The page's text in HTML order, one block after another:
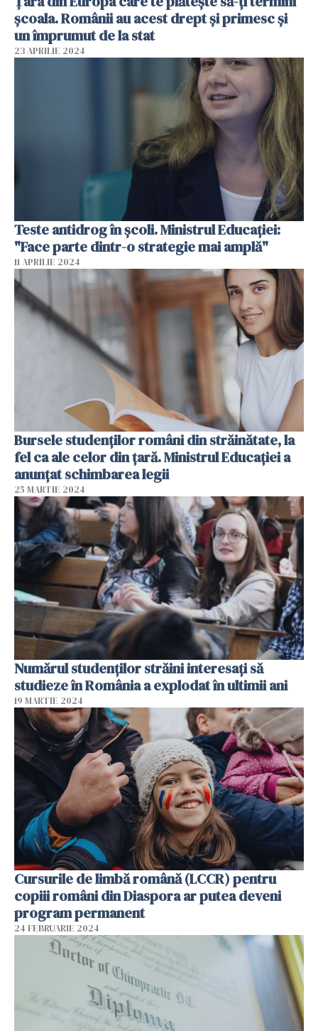
școala. Românii au acest drept și primesc și
un împrumut de la stat
23 APRILIE 2024
Teste antidrog în școli. Ministrul Educației:
"Face parte dintr-o strategie mai amplă"
11 APRILIE 2024
Bursele studenților români din străinătate, la
fel ca ale celor din țară. Ministrul Educației a
anunțat schimbarea legii
25 MARTIE 2024
Numărul studenților străini interesați să
studieze în România a explodat în ultimii ani
19 MARTIE 2024
Cursurile de limbă română (LCCR) pentru
copiii români din Diaspora ar putea deveni
program permanent
24 FEBRUARIE 2024